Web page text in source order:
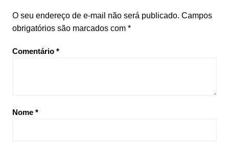
O seu endereço de e-mail não será publicado. Campos
obrigatórios são marcados com *
Comentário *
Nome *